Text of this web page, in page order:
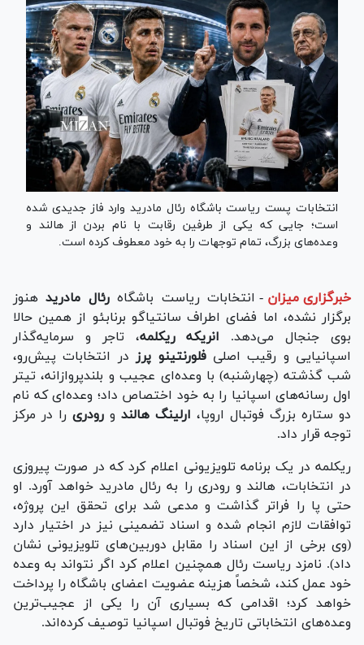
انتخابات پست ریاست باشگاه رئال مادرید وارد فاز جدیدی شده
است؛ جایی که یکی از طرفین رقابت با نام بردن از هالند و
وعده‌های بزرگ، تمام توجهات را به خود معطوف کرده است.
خبرگزاری میزان - انتخابات ریاست باشگاهرئال مادریدهنوز
برگزار نشده، اما فضای اطراف سانتیاگو برنابئو از همین حالا
بوی جنجال می‌دهد. انریکه ریکلمه، تاجر و سرمایه‌گذار
اسپانیایی و رقیب اصلیفلورنتینو پرز در انتخابات پیش‌رو،
شب گذشته (چهارشنبه) با وعده‌ای عجیب و بلندپروازانه، تیتر
اول رسانه‌های اسپانیا را به خود اختصاص داد؛ وعده‌ای که نام
دو ستاره بزرگ فوتبال اروپا، ارلینگ هالند و رودری را در مرکز
توجه قرار داد.
ریکلمه در یک برنامه تلویزیونی اعلام کرد که در صورت پیروزی
در انتخابات، هالند و رودری را به رئال مادرید خواهد آورد. او
حتی پا را فراتر گذاشت و مدعی شد برای تحقق این پروژه،
توافقات لازم انجام شده و اسناد تضمینی نیز در اختیار دارد
(وی برخی از این اسناد را مقابل دوربین‌های تلویزیونی نشان
داد). نامزد ریاست رئال همچنین اعلام کرد اگر نتواند به وعده
خود عمل کند، شخصاً هزینه عضویت اعضای باشگاه را پرداخت
خواهد کرد؛ اقدامی که بسیاری آن را یکی از عجیب‌ترین
وعده‌های انتخاباتی تاریخ فوتبال اسپانیا توصیف کرده‌اند.